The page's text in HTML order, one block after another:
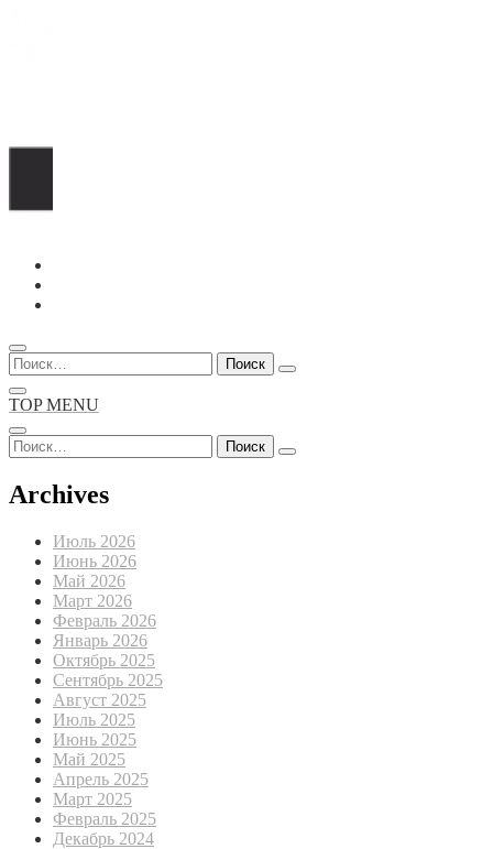
Перейти
содержимому
Найти:
TOP MENU
Найти:
Archives
Июль 2026
Июнь 2026
Май 2026
Март 2026
Февраль 2026
Январь 2026
Октябрь 2025
Сентябрь 2025
Август 2025
Июль 2025
Июнь 2025
Май 2025
Апрель 2025
Март 2025
Февраль 2025
Декабрь 2024